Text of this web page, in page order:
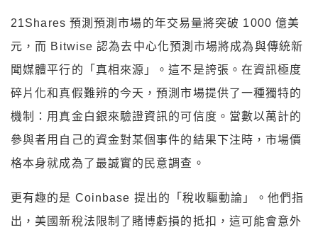
21Shares 預測預測市場的年交易量將突破 1000 億美
元，而 Bitwise 認為去中心化預測市場將成為與傳統新
聞媒體平行的「真相來源」。這不是誇張。在資訊極度
碎片化和真假難辨的今天，預測市場提供了一種獨特的
機制：用真金白銀來驗證資訊的可信度。當數以萬計的
參與者用自己的資金對某個事件的結果下注時，市場價
格本身就成為了最誠實的民意調查。
更有趣的是 Coinbase 提出的「稅收驅動論」。他們指
出，美國新稅法限制了賭博虧損的抵扣，這可能會意外